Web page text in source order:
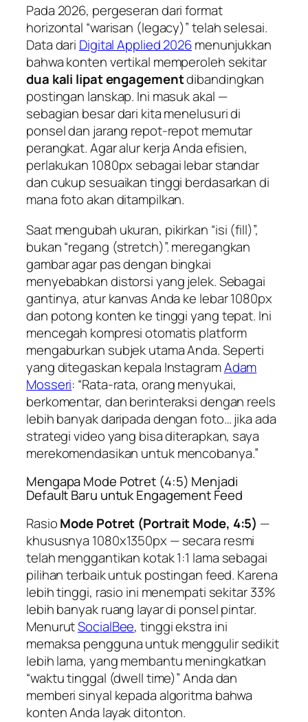
Pada 2026, pergeseran dari format
horizontal “warisan (legacy)” telah selesai.
Data dari Digital Applied 2026menunjukkan
bahwa konten vertikal memperoleh sekitar
dua kali lipat engagementdibandingkan
postingan lanskap. Ini masuk akal —
sebagian besar dari kita menelusuri di
ponsel dan jarang repot-repot memutar
perangkat. Agar alur kerja Anda efisien,
perlakukan 1080px sebagai lebar standar
dan cukup sesuaikan tinggi berdasarkan di
mana foto akan ditampilkan.
Saat mengubah ukuran, pikirkan “isi (fill)”,
bukan “regang (stretch)”. meregangkan
gambar agar pas dengan bingkai
menyebabkan distorsi yang jelek. Sebagai
gantinya, atur kanvas Anda ke lebar 1080px
dan potong konten ke tinggi yang tepat. Ini
mencegah kompresi otomatis platform
mengaburkan subjek utama Anda. Seperti
yang ditegaskan kepala InstagramAdam
Mosseri: “Rata-rata, orang menyukai,
berkomentar, dan berinteraksi dengan reels
lebih banyak daripada dengan foto… jika ada
strategi video yang bisa diterapkan, saya
merekomendasikan untuk mencobanya.”
Mengapa Mode Potret (4:5) Menjadi
Default Baru untuk Engagement Feed
RasioMode Potret (Portrait Mode, 4:5) —
khususnya 1080x1350px — secara resmi
telah menggantikan kotak 1:1 lama sebagai
pilihan terbaik untuk postingan feed. Karena
lebih tinggi, rasio ini menempati sekitar 33%
lebih banyak ruang layar di ponsel pintar.
MenurutSocialBee, tinggi ekstra ini
memaksa pengguna untuk menggulir sedikit
lebih lama, yang membantu meningkatkan
“waktu tinggal (dwell time)” Anda dan
memberi sinyal kepada algoritma bahwa
konten Anda layak ditonton.